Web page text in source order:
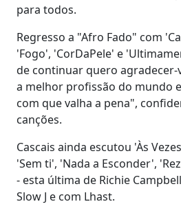
para todos.
Regresso a "Afro Fado" com
'Fogo', 'CorDaPele' e
de continuar quero agradecer-
a melhor profissão do mundo
com que valha a pena",
canções.
Cascais ainda escutou 'Às
'Sem ti', 'Nada a Esconder',
- esta última de Richie
Slow J e com Lhast.